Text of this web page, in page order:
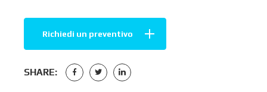
Richiedi un preventivo
SHARE: